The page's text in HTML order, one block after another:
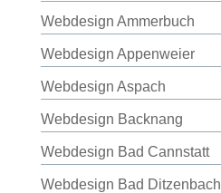
Webdesign Ammerbuch
Webdesign Appenweier
Webdesign Aspach
Webdesign Backnang
Webdesign Bad Cannstatt
Webdesign Bad Ditzenbach